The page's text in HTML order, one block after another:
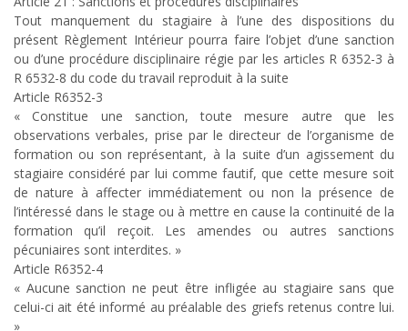
Tout manquement du stagiaire à l’une des dispositions du
présent Règlement Intérieur pourra faire l’objet d’une sanction
ou d’une procédure disciplinaire régie par les articles R 6352-3 à
R 6532-8 du code du travail reproduit à la suite
Article R6352-3
« Constitue une sanction, toute mesure autre que les
observations verbales, prise par le directeur de l’organisme de
formation ou son représentant, à la suite d’un agissement du
stagiaire considéré par lui comme fautif, que cette mesure soit
de nature à affecter immédiatement ou non la présence de
l’intéressé dans le stage ou à mettre en cause la continuité de la
formation qu’il reçoit. Les amendes ou autres sanctions
pécuniaires sont interdites. »
Article R6352-4
« Aucune sanction ne peut être infligée au stagiaire sans que
celui-ci ait été informé au préalable des griefs retenus contre lui.
»